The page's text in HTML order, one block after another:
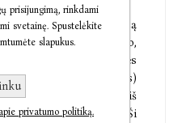
sudaro kontrastą
darbams dėl savo,
literatūrinės, moralinės
numanomai politinės)
atrodymo slypi gairės iš
tyrinėjimų etapui. Ši
prisijungimą, rinkdami
svetainę. Spustelėkite
slapukus.
privatumo politiką.